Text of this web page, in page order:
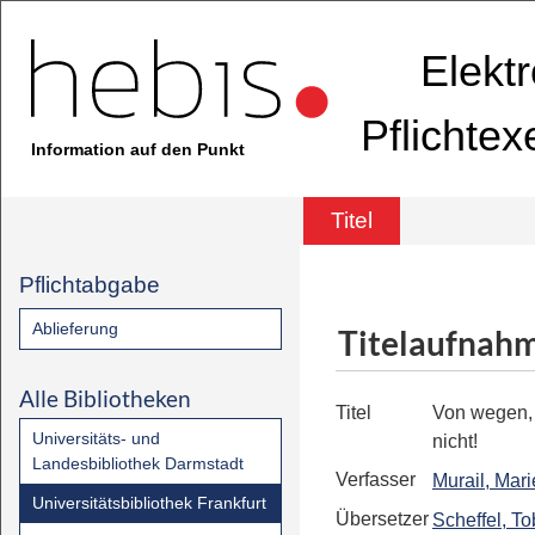
Information auf den Punkt
Titel
Pflichtabgabe
Ablieferung
Alle Bibliotheken
Universitäts- und
Landesbibliothek Darmstadt
Universitätsbibliothek Frankfurt
Titel
Von
nicht!
Verfasser
Murail,
Übersetzer Scheffel,